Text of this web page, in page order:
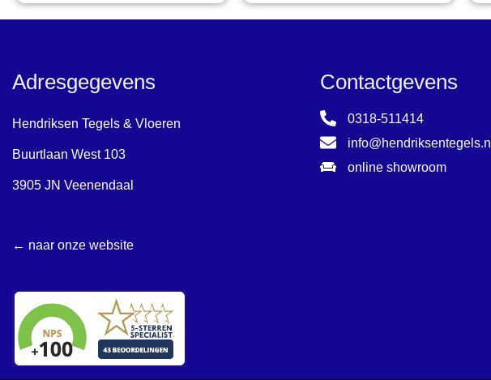
Adresgegevens
Hendriksen Tegels & Vloeren
Buurtlaan West 103
3905 JN Veenendaal
← naar onze website
Contactgevens
0318-511414
info@hendriksentegels.nl
online showroom